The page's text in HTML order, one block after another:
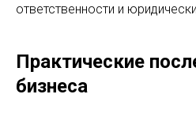
ответственности и
Практические
бизнеса